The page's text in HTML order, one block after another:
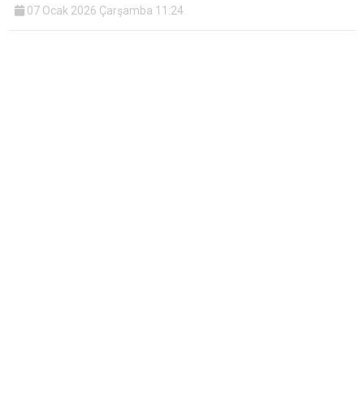
07 Ocak 2026 Çarşamba 11:24